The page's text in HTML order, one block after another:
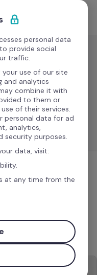
Comincia gratis
sanitaria con
personal data
provide social
traffic.
use of our site
and analytics
combine it with
to them or
of their services.
personal data for ad
analytics,
security purposes.
data, visit:
at any time from the